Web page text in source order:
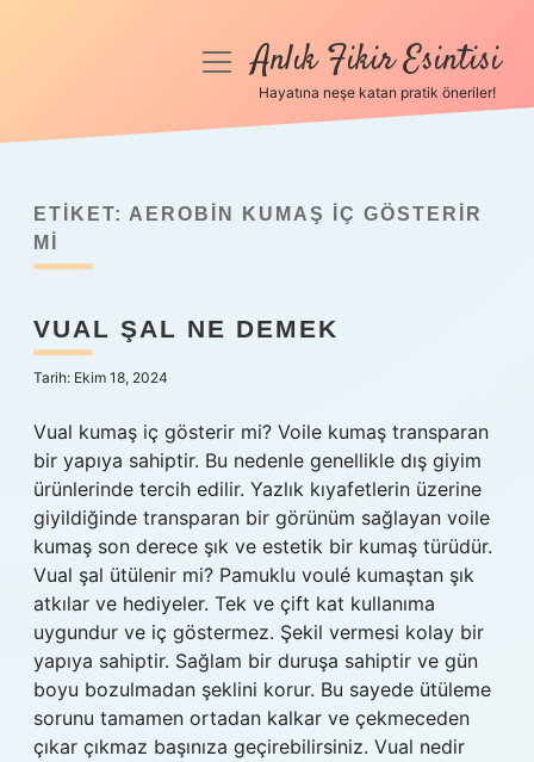
Anasayfa
menüyüAnlık Fikir Esintisi
Hayatına neşe katan pratik öneriler!
ETIKET: AEROBIN KUMAŞ IÇ GÖSTERIR
MI
VUAL ŞAL NE DEMEK
Tarih: Ekim 18, 2024
Vual kumaş iç gösterir mi? Voile kumaş transparan
bir yapıya sahiptir. Bu nedenle genellikle dış giyim
ürünlerinde tercih edilir. Yazlık kıyafetlerin üzerine
giyildiğinde transparan bir görünüm sağlayan voile
kumaş son derece şık ve estetik bir kumaş türüdür.
Vual şal ütülenir mi? Pamuklu voulé kumaştan şık
atkılar ve hediyeler. Tek ve çift kat kullanıma
uygundur ve iç göstermez. Şekil vermesi kolay bir
yapıya sahiptir. Sağlam bir duruşa sahiptir ve gün
boyu bozulmadan şeklini korur. Bu sayede ütüleme
sorunu tamamen ortadan kalkar ve çekmeceden
çıkar çıkmaz başınıza geçirebilirsiniz. Vual nedir